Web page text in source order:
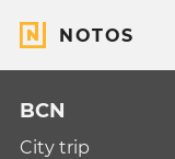
NOTOS
BCN
City trip